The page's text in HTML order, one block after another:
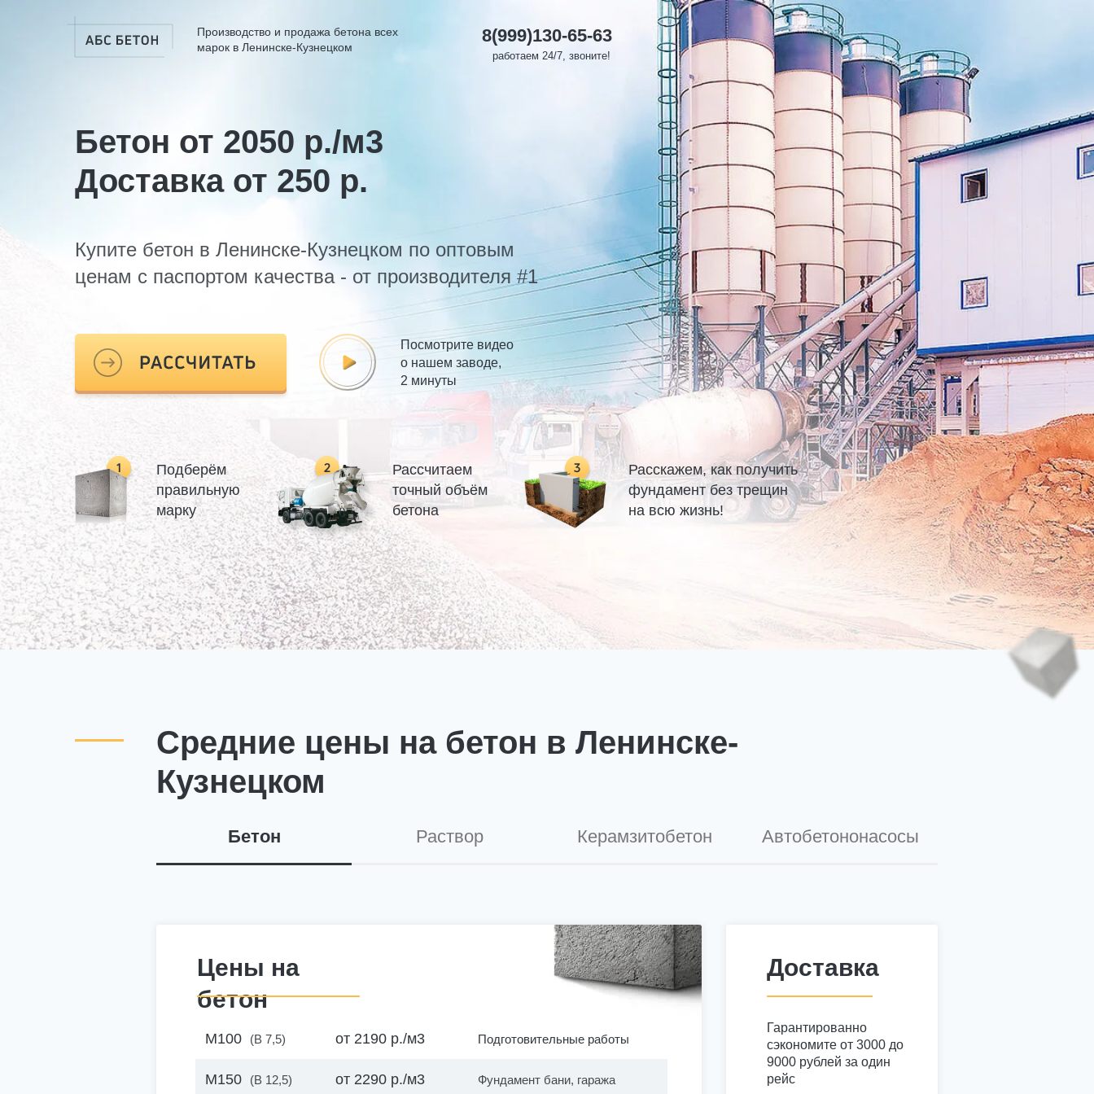
Бетон от 2050 р./м3
Доставка от 250 р.
Купите бетон в Ленинске-Кузнецком по оптовым
ценам с паспортом качества - от производителя #1
Производство и продажа бетона всех
марок в Ленинске-Кузнецком
8(999)130-65-63
работаем 24/7, звоните!
Посмотрите видео
о нашем заводе,
2 минуты
Подберём
правильную
марку
Рассчитаем
точный объём
бетона
Расскажем, как получить
фундамент без трещин
на всю жизнь!
Средние цены на бетон в Ленинске-
Кузнецком
Бетон Раствор Керамзитобетон Автобетононасосы
Цены на
бетон
М100 (B 7,5) от 2190 р./м3 Подготовительные работы
М150 (B 12,5) от 2290 р./м3 Фундамент бани, гаража
Доставка
Гарантированно
сэкономите от 3000 до
9000 рублей за один
рейс